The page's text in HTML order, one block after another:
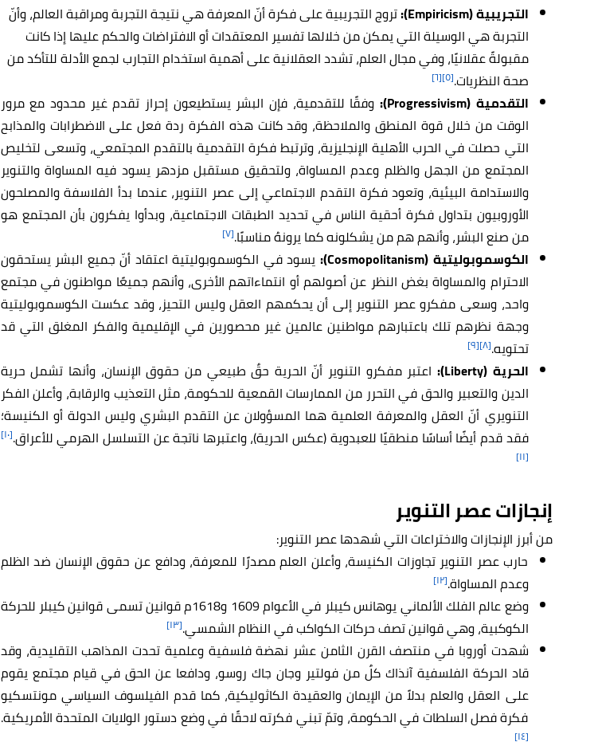
التجريبية (Empiricism):
تروج التجريبية على فكرة أنّ المعرفة هي نتيجة التجربة ومراقبة العالم، وأنّ
التجربة هي الوسيلة التي يمكن من خلالها تفسير المعتقدات أو الافتراضات والحكم عليها إذا كانت
مقبولةً عقلانيًا، وفي مجال العلم، تشدد العقلانية على أهمية استخدام التجارب لجمع الأدلة للتأكد من
صحة النظريات.[٥] [٦]
التقدمية (Progressivism):
وفقًا للتقدمية، فإن البشر يستطيعون إحراز تقدم غير محدود مع مرور
الوقت من خلال قوة المنطق والملاحظة، وقد كانت هذه الفكرة ردة فعل على الاضطرابات والمذابح
التي حصلت في الحرب الأهلية الإنجليزية، وترتبط فكرة التقدمية بالتقدم المجتمعي، وتسعى لتخليص
المجتمع من الجهل والظلم وعدم المساواة، ولتحقيق مستقبل مزدهر يسود فيه المساواة والتنوير
والاستدامة البيئية، وتعود فكرة التقدم الاجتماعي إلى عصر التنوير، عندما بدأ الفلاسفة والمصلحون
الأوروبيون بتداول فكرة أحقية الناس في تحديد الطبقات الاجتماعية، وبدأوا يفكرون بأن المجتمع هو
من صنع البشر، وأنهم هم من يشكلونه كما يرونهُ مناسبًا.[٧]
الكوسموبوليتية (Cosmopolitanism):
يسود في الكوسموبوليتية اعتقاد أنّ جميع البشر يستحقون
الاحترام والمساواة بغض النظر عن أصولهم أو انتماءاتهم الأخرى، وأنهم جميعًا مواطنون في مجتمع
واحد، وسعى مفكرو عصر التنوير إلى أن يحكمهم العقل وليس التحيز، وقد عكست الكوسموبوليتية
وجهة نظرهم تلك باعتبارهم مواطنين عالمين غير محصورين في الإقليمية والفكر المغلق التي قد
تحتويه.[٨] [٩]
الحرية (Liberty):
اعتبر مفكرو التنوير أنّ الحرية حقٌ طبيعي من حقوق الإنسان، وأنها تشمل حرية
الدين والتعبير والحق في التحرر من الممارسات القمعية للحكومة، مثل التعذيب والرقابة، وأعلن الفكر
التنويري أنّ العقل والمعرفة العلمية هما المسؤولان عن التقدم البشري وليس الدولة أو الكنيسة؛
فقد قدم أيضًا أساسًا منطقيًا للعبدوية (عكس الحرية)، واعتبرها ناتجة عن التسلسل الهرمي للأعراق.[١٠]
[١١]
إنجازاتعصر التنوير
من أبرز الإنجازات والاختراعات التي شهدها عصر التنوير:
حارب عصر التنوير تجاوزات الكنيسة، وأعلن العلم مصدرًا للمعرفة، ودافع عن حقوق الإنسان ضد الظلم
وعدم المساواة.[١٢]
وضع عالم الفلك الألماني يوهانس كيبلر في الأعوام 1609 و1618م قوانين تسمى قوانين كيبلر للحركة
الكوكبية، وهي قوانين تصف حركات الكواكب في النظام الشمسي.[١٣]
شهدت أوروبا في منتصف القرن الثامن عشر نهضة فلسفية وعلمية تحدت المذاهب التقليدية، وقد
قاد الحركة الفلسفية آنذاك كلٌ من فولتير وجان جاك روسو، ودافعا عن الحق في قيام مجتمع يقوم
على العقل والعلم بدلاً من الإيمان والعقيدة الكاثوليكية، كما قدم الفيلسوف السياسي مونتسكيو
فكرة فصل السلطات في الحكومة، وتمّ تبني فكرته لاحقًا في وضع دستور الولايات المتحدة الأمريكية.
[١٤]